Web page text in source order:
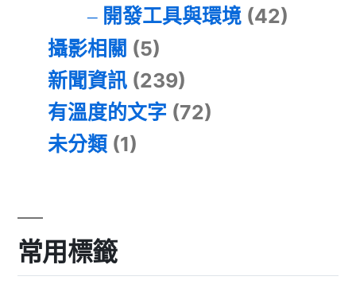
開發工具與環境(42)
攝影相關 (5)
新聞資訊 (239)
有溫度的文字 (72)
未分類 (1)
常用標籤